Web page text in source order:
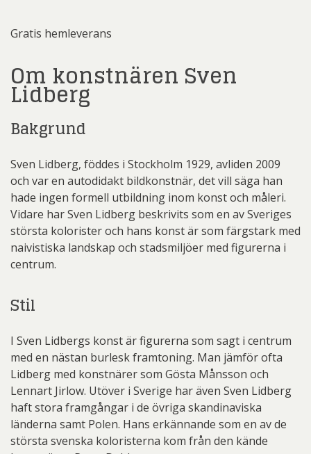
Gratis hemleverans
Om konstnären Sven
Lidberg
Bakgrund
Sven Lidberg, föddes i Stockholm 1929, avliden 2009
och var en autodidakt bildkonstnär, det vill säga han
hade ingen formell utbildning inom konst och måleri.
Vidare har Sven Lidberg beskrivits som en av Sveriges
största kolorister och hans konst är som färgstark med
naivistiska landskap och stadsmiljöer med figurerna i
centrum.
Stil
I Sven Lidbergs konst är figurerna som sagt i centrum
med en nästan burlesk framtoning. Man jämför ofta
Lidberg med konstnärer som Gösta Månsson och
Lennart Jirlow. Utöver i Sverige har även Sven Lidberg
haft stora framgångar i de övriga skandinaviska
länderna samt Polen. Hans erkännande som en av de
största svenska koloristerna kom från den kände